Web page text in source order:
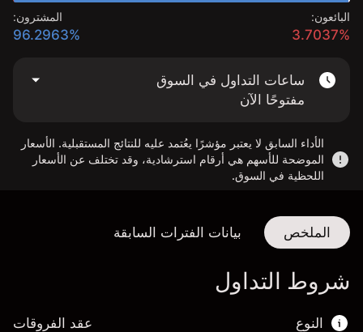
البائعون:
3.7037%
المشترون:
96.2963%
ساعات التداول في السوق
مفتوحًا الآن
الأداء السابق لا يعتبر مؤشرًا يعُتمد عليه للنتائج المستقبلية. الأسعار
الموضحة للأسهم هي أرقام استرشادية، وقد تختلف عن الأسعار
اللحظية في السوق.
الملخص بيانات الفترات السابقة
شروط التداول
النوع عقد الفروقات